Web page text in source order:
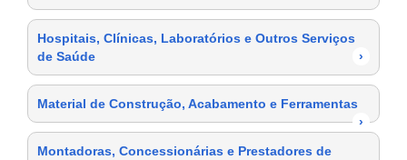
Hospitais, Clínicas, Laboratórios e Outros Serviços
de Saúde
›
Material de Construção, Acabamento e Ferramentas
›
Montadoras, Concessionárias e Prestadores de